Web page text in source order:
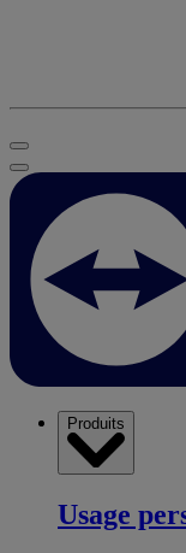
Produits
Usage